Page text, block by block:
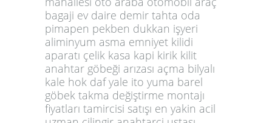
bagaji ev daire demir tahta oda
pimapen pekben dukkan işyeri
aliminyum asma emniyet kilidi
aparatı çelik kasa kapi kirik kilit
anahtar göbeği arızası açma bilyalı
kale hok daf yale ito yuma barel
göbek takma değiştirme montajı
fiyatları tamircisi satışı en yakin acil